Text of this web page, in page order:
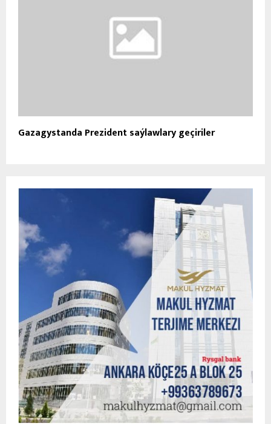
Gazagystanda Prezident saýlawlary geçiriler